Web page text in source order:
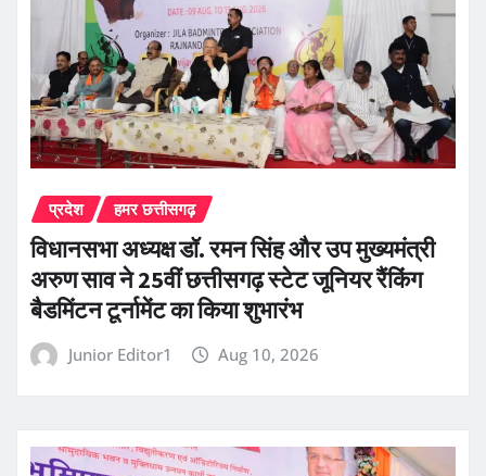
प्रदेश हमर छत्तीसगढ़
विधानसभा अध्यक्ष डॉ. रमन सिंह और उप मुख्यमंत्री
अरुण साव ने 25वीं छत्तीसगढ़ स्टेट जूनियर रैंकिंग
बैडमिंटन टूर्नामेंट का किया शुभारंभ
Junior Editor1 Aug 10, 2026